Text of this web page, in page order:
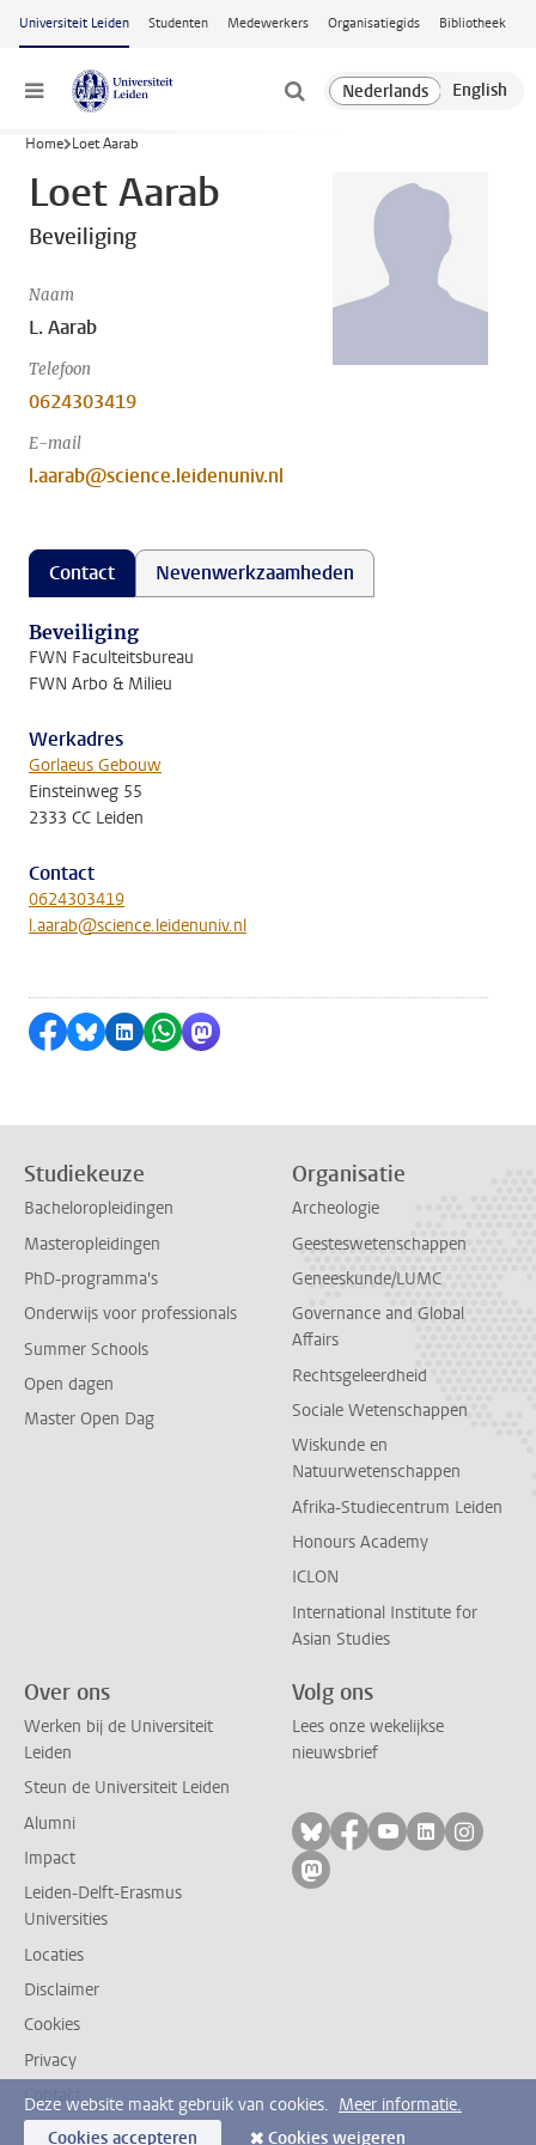
Ga naar hoofdinhoud
Universiteit Leiden Studenten Medewerkers Organisatiegids Bibliotheek
Menu
Home Loet Aarab
Loet Aarab
Beveiliging
Naam
L. Aarab
Telefoon
0624303419
E-mail
l.aarab@science.leidenuniv.nl
Contact Nevenwerkzaamheden
Beveiliging
FWN Faculteitsbureau
FWN Arbo & Milieu
Werkadres
Gorlaeus Gebouw
Einsteinweg 55
2333 CC Leiden
Contact
0624303419
l.aarab@science.leidenuniv.nl
Delen op Facebook
Delen via Bluesky
Delen op LinkedIn
Delen via WhatsApp
Delen via Mastodon
Studiekeuze
Bacheloropleidingen
Masteropleidingen
PhD-programma's
Onderwijs voor professionals
Summer Schools
Open dagen
Master Open Dag
Organisatie
Archeologie
Geesteswetenschappen
Geneeskunde/LUMC
Governance and Global
Affairs
Rechtsgeleerdheid
Sociale Wetenschappen
Wiskunde en
Natuurwetenschappen
Afrika-Studiecentrum Leiden
Honours Academy
ICLON
International Institute for
Asian Studies
Over ons
Werken bij de Universiteit
Leiden
Steun de Universiteit Leiden
Alumni
Impact
Leiden-Delft-Erasmus
Universities
Locaties
Disclaimer
Cookies
Privacy
Contact
Volg ons
Lees onze wekelijkse
nieuwsbrief
Volg ons op bluesky
Volg ons op
Volg ons op
Volg ons
Volg
Volg ons op mastodon
Deze website maakt gebruik van cookies. Meer informatie.
Cookies accepteren
Cookies weigeren